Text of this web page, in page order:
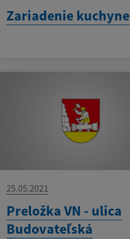
Zariadenie kuchyne
25.05.2021
Preložka VN - ulica
Budovateľská